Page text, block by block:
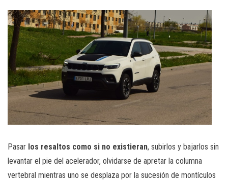
Pasar los resaltos como si no existieran, subirlos y bajarlos sin
levantar el pie del acelerador, olvidarse de apretar la columna
vertebral mientras uno se desplaza por la sucesión de montículos